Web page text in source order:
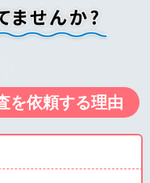
を依頼する理由